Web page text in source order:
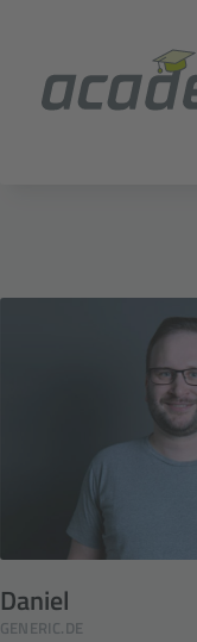
Daniel
GENERIC.DE